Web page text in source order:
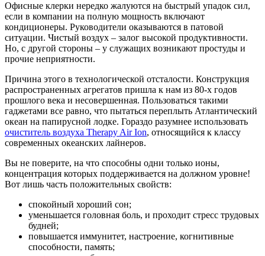
Офисные клерки нередко жалуются на быстрый упадок сил,
если в компании на полную мощность включают
кондиционеры. Руководители оказываются в патовой
ситуации. Чистый воздух – залог высокой продуктивности.
Но, с другой стороны – у служащих возникают простуды и
прочие неприятности.
Причина этого в технологической отсталости. Конструкция
распространенных агрегатов пришла к нам из 80-х годов
прошлого века и несовершенная. Пользоваться такими
гаджетами все равно, что пытаться переплыть Атлантический
океан на папирусной лодке. Гораздо разумнее использовать
очиститель воздуха Therapy Air Ion, относящийся к классу
современных океанских лайнеров.
Вы не поверите, на что способны одни только ионы,
концентрация которых поддерживается на должном уровне!
Вот лишь часть положительных свойств:
спокойный хороший сон;
уменьшается головная боль, и проходит стресс трудовых
будней;
повышается иммунитет, настроение, когнитивные
способности, память;